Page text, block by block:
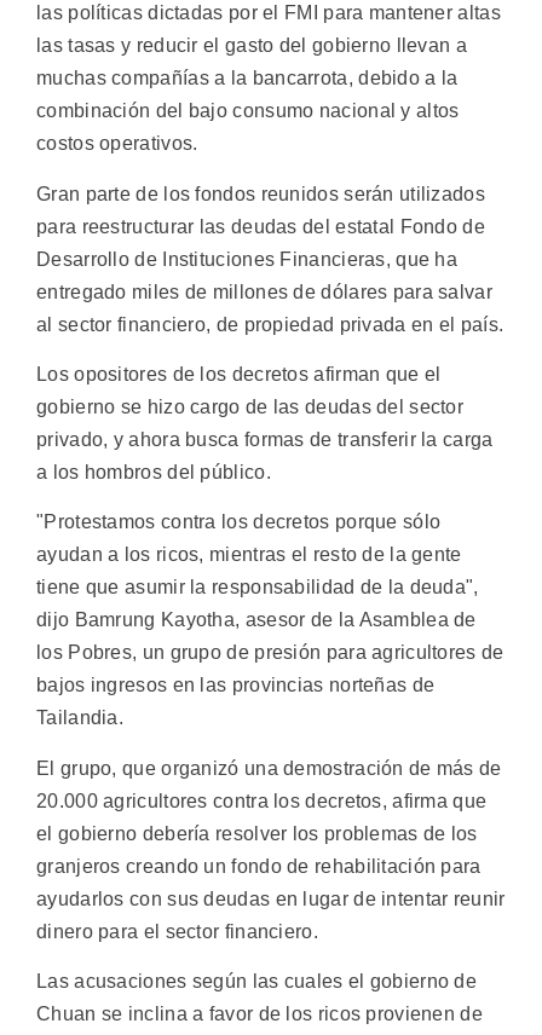
las políticas dictadas por el FMI para mantener altas
las tasas y reducir el gasto del gobierno llevan a
muchas compañías a la bancarrota, debido a la
combinación del bajo consumo nacional y altos
costos operativos.
Gran parte de los fondos reunidos serán utilizados
para reestructurar las deudas del estatal Fondo de
Desarrollo de Instituciones Financieras, que ha
entregado miles de millones de dólares para salvar
al sector financiero, de propiedad privada en el país.
Los opositores de los decretos afirman que el
gobierno se hizo cargo de las deudas del sector
privado, y ahora busca formas de transferir la carga
a los hombros del público.
"Protestamos contra los decretos porque sólo
ayudan a los ricos, mientras el resto de la gente
tiene que asumir la responsabilidad de la deuda",
dijo Bamrung Kayotha, asesor de la Asamblea de
los Pobres, un grupo de presión para agricultores de
bajos ingresos en las provincias norteñas de
Tailandia.
El grupo, que organizó una demostración de más de
20.000 agricultores contra los decretos, afirma que
el gobierno debería resolver los problemas de los
granjeros creando un fondo de rehabilitación para
ayudarlos con sus deudas en lugar de intentar reunir
dinero para el sector financiero.
Las acusaciones según las cuales el gobierno de
Chuan se inclina a favor de los ricos provienen de